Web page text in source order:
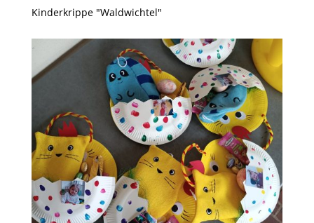
Kinderkrippe "Waldwichtel"